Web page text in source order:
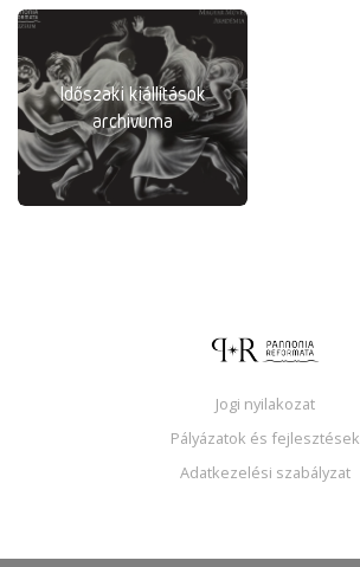
Időszaki kiállítások
archivuma
Jogi nyilakozat
Pályázatok és fejlesztések
Adatkezelési szabályzat